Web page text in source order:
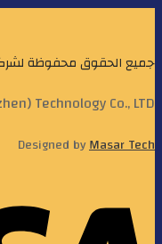
جميع الحقوق محفوظة لشركة
Technology Co., LTD
Designed byMasar Tech